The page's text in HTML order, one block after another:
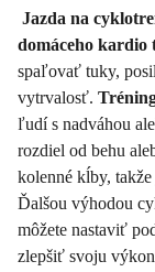
Jazda na
domáceho kardio
spaľovať tuky,
vytrvalosť.
ľudí s nadváhou
rozdiel od behu
kolenné kĺby,
Ďalšou výhodou
môžete nastaviť
zlepšiť svoju